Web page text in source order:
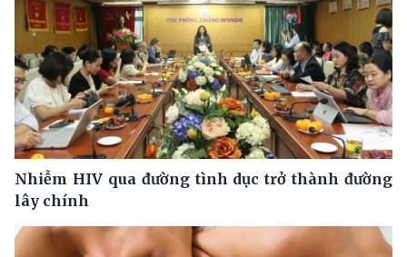
Nhiễm HIV qua đường tình dục trở thành đường
lây chính